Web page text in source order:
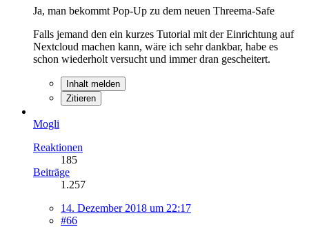
Ja, man bekommt Pop-Up zu dem neuen Threema-Safe
Falls jemand den ein kurzes Tutorial mit der Einrichtung auf
Nextcloud machen kann, wäre ich sehr dankbar, habe es
schon wiederholt versucht und immer dran gescheitert.
Inhalt melden
Zitieren
Mogli
Reaktionen
185
Beiträge
1.257
14. Dezember 2018 um 22:17
#66